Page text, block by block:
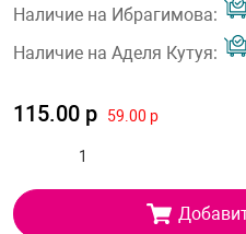
Наличие на Ибрагимова:
Наличие на Аделя Кутуя:
115.00 р 59.00 р